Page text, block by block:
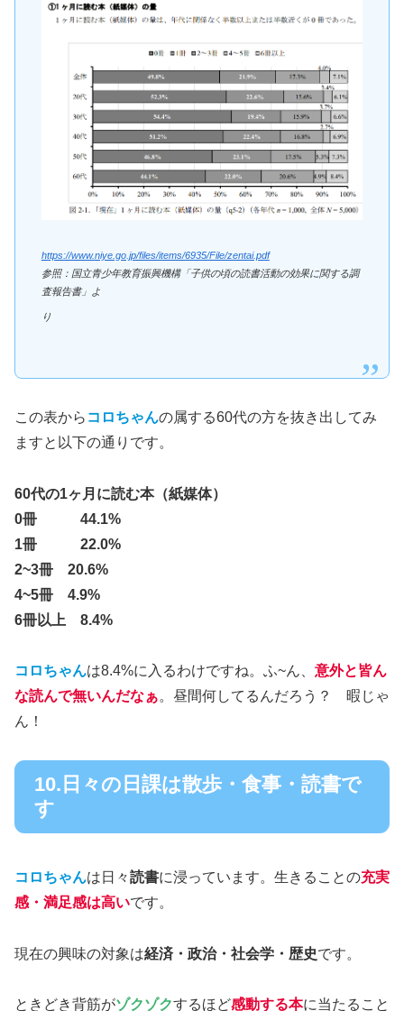
https://www.niye.go.jp/files/items/6935/File/zentai.pdf
参照：国立青少年教育振興機構「子供の頃の読書活動の効果に関する調
査報告書」よ
り
この表から コロちゃんの属する60代の方を抜き出してみ
ますと以下の通りです。
60代の1ヶ月に読む本（紙媒体）
0冊 44.1%
1冊 22.0%
2~3冊 20.6%
4~5冊 4.9%
6冊以上 8.4%
コロちゃんは8.4%に入るわけですね。ふ~ん、 意外と皆ん
な読んで無いんだなぁ。昼間何してるんだろう？ 暇じゃ
ん！
10.日々の日課は散歩・食事・読書で
す
コロちゃんは日々読書に浸っています。生きることの充実
感・満足感は高いです。
現在の興味の対象は経済・政治・社会学・歴史です。
ときどき背筋がゾクゾクするほど感動する本に当たること